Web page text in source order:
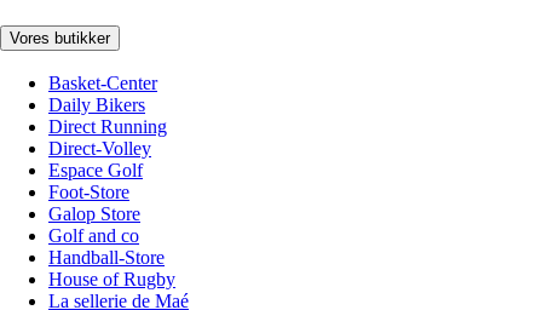
Vores butikker
Basket-Center
Daily Bikers
Direct Running
Direct-Volley
Espace Golf
Foot-Store
Galop Store
Golf and co
Handball-Store
House of Rugby
La sellerie de Maé